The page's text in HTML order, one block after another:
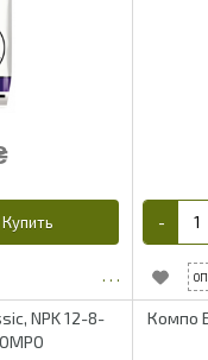
NPK 12-8-
Компо